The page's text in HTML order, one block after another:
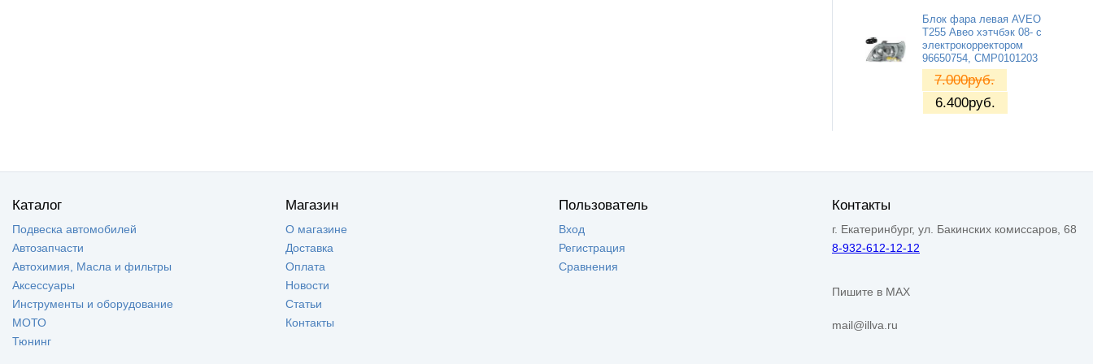
Блок фара левая AVEO
Т255 Авео хэтчбэк 08- с
электрокорректором
96650754, CMP0101203
7.000руб.
6.400руб.
Каталог
Подвеска автомобилей
Автозапчасти
Автохимия, Масла и фильтры
Аксессуары
Инструменты и оборудование
МОТО
Тюнинг
Магазин
О магазине
Доставка
Оплата
Новости
Статьи
Контакты
Пользователь
Вход
Регистрация
Сравнения
Контакты
г. Екатеринбург, ул. Бакинских комиссаров, 68
8-932-612-12-12
Пишите в MAX
mail@illva.ru